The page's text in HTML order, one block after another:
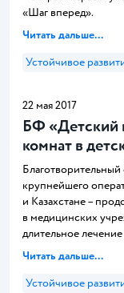
«Шаг вперед».
Читать дальше...
Устойчивое
22 мая 2017
БФ «Детский
комнат в
крупнейшего
и Казахстане –
в медицинских
длительное лечение
Читать дальше...
Устойчивое